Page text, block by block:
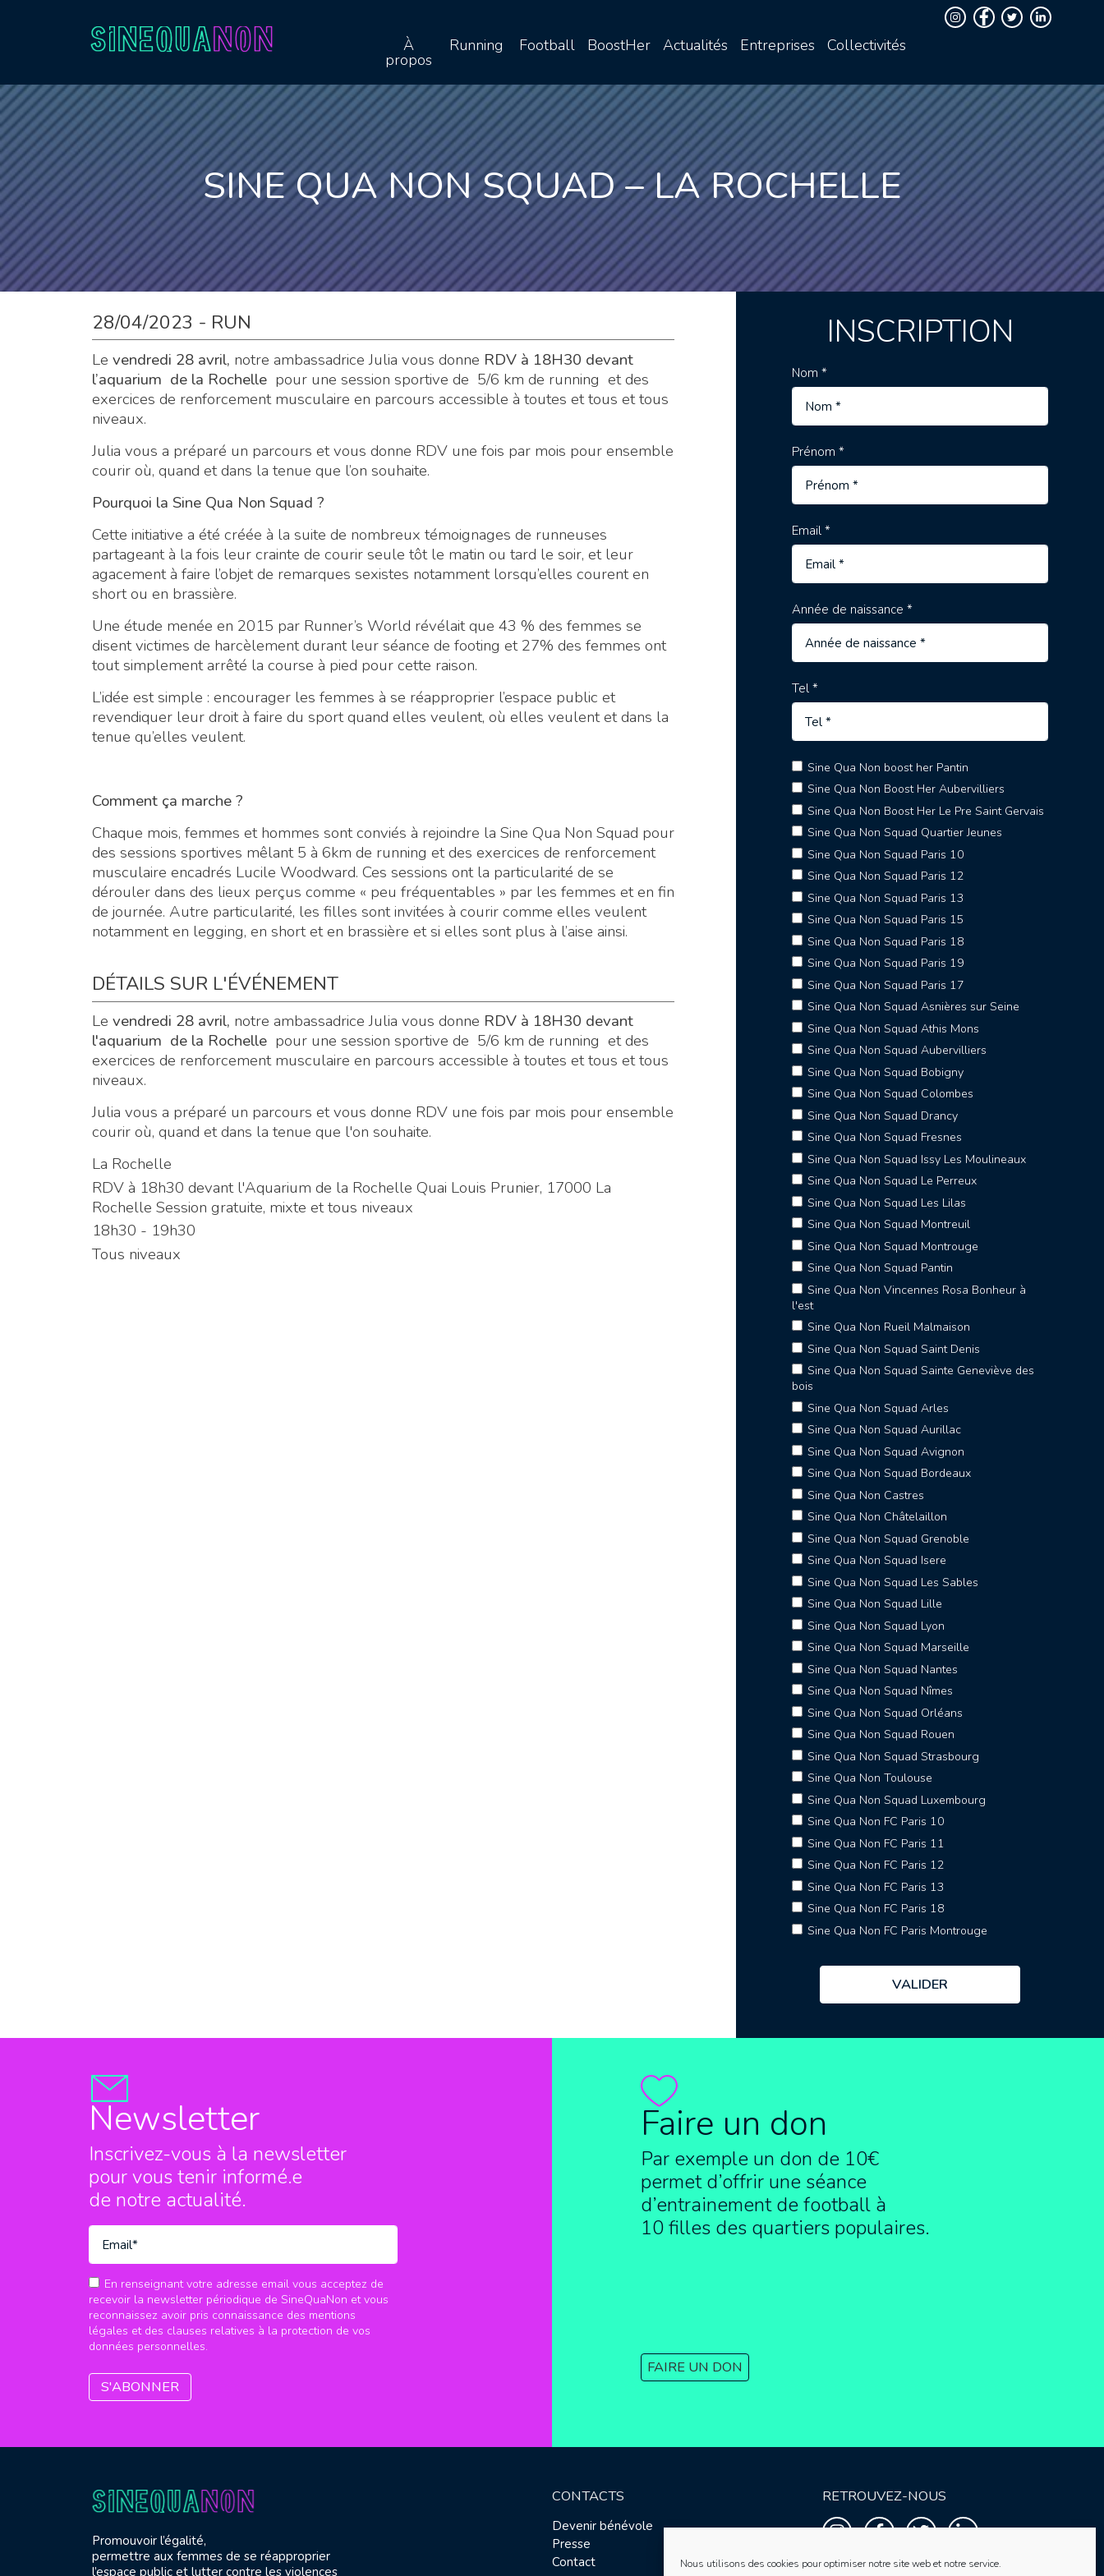
Nous utilisons des cookies pour optimiser notre site web et notre service.
À
propos
Running Football BoostHer Actualités Entreprises Collectivités
SINE QUA NON SQUAD – LA ROCHELLE
28/04/2023 - RUN
Le vendredi 28 avril, notre ambassadrice Julia vous donne RDV à 18H30 devant
l’aquarium de la Rochelle pour une session sportive de 5/6 km de running et des
exercices de renforcement musculaire en parcours accessible à toutes et tous et tous
niveaux.
Julia vous a préparé un parcours et vous donne RDV une fois par mois pour ensemble
courir où, quand et dans la tenue que l’on souhaite.
Pourquoi la Sine Qua Non Squad ?
Cette initiative a été créée à la suite de nombreux témoignages de runneuses
partageant à la fois leur crainte de courir seule tôt le matin ou tard le soir, et leur
agacement à faire l’objet de remarques sexistes notamment lorsqu’elles courent en
short ou en brassière.
Une étude menée en 2015 par Runner’s World révélait que 43 % des femmes se
disent victimes de harcèlement durant leur séance de footing et 27% des femmes ont
tout simplement arrêté la course à pied pour cette raison.
L’idée est simple : encourager les femmes à se réapproprier l’espace public et
revendiquer leur droit à faire du sport quand elles veulent, où elles veulent et dans la
tenue qu’elles veulent.
Comment ça marche ?
Chaque mois, femmes et hommes sont conviés à rejoindre la Sine Qua Non Squad pour
des sessions sportives mêlant 5 à 6km de running et des exercices de renforcement
musculaire encadrés Lucile Woodward. Ces sessions ont la particularité de se
dérouler dans des lieux perçus comme « peu fréquentables » par les femmes et en fin
de journée. Autre particularité, les filles sont invitées à courir comme elles veulent
notamment en legging, en short et en brassière et si elles sont plus à l’aise ainsi.
DÉTAILS SUR L'ÉVÉNEMENT
Le vendredi 28 avril, notre ambassadrice Julia vous donne RDV à 18H30 devant
l'aquarium de la Rochelle pour une session sportive de 5/6 km de running et des
exercices de renforcement musculaire en parcours accessible à toutes et tous et tous
niveaux.
Julia vous a préparé un parcours et vous donne RDV une fois par mois pour ensemble
courir où, quand et dans la tenue que l'on souhaite.
La Rochelle
RDV à 18h30 devant l'Aquarium de la Rochelle Quai Louis Prunier, 17000 La
Rochelle Session gratuite, mixte et tous niveaux
18h30 - 19h30
Tous niveaux
INSCRIPTION
Nom *
Prénom *
Email *
Année de naissance *
Tel *
Sine Qua Non boost her Pantin
Sine Qua Non Boost Her Aubervilliers
Sine Qua Non Boost Her Le Pre Saint Gervais
Sine Qua Non Squad Quartier Jeunes
Sine Qua Non Squad Paris 10
Sine Qua Non Squad Paris 12
Sine Qua Non Squad Paris 13
Sine Qua Non Squad Paris 15
Sine Qua Non Squad Paris 18
Sine Qua Non Squad Paris 19
Sine Qua Non Squad Paris 17
Sine Qua Non Squad Asnières sur Seine
Sine Qua Non Squad Athis Mons
Sine Qua Non Squad Aubervilliers
Sine Qua Non Squad Bobigny
Sine Qua Non Squad Colombes
Sine Qua Non Squad Drancy
Sine Qua Non Squad Fresnes
Sine Qua Non Squad Issy Les Moulineaux
Sine Qua Non Squad Le Perreux
Sine Qua Non Squad Les Lilas
Sine Qua Non Squad Montreuil
Sine Qua Non Squad Montrouge
Sine Qua Non Squad Pantin
Sine Qua Non Vincennes Rosa Bonheur à
l'est
Sine Qua Non Rueil Malmaison
Sine Qua Non Squad Saint Denis
Sine Qua Non Squad Sainte Geneviève des
bois
Sine Qua Non Squad Arles
Sine Qua Non Squad Aurillac
Sine Qua Non Squad Avignon
Sine Qua Non Squad Bordeaux
Sine Qua Non Castres
Sine Qua Non Châtelaillon
Sine Qua Non Squad Grenoble
Sine Qua Non Squad Isere
Sine Qua Non Squad Les Sables
Sine Qua Non Squad Lille
Sine Qua Non Squad Lyon
Sine Qua Non Squad Marseille
Sine Qua Non Squad Nantes
Sine Qua Non Squad Nîmes
Sine Qua Non Squad Orléans
Sine Qua Non Squad Rouen
Sine Qua Non Squad Strasbourg
Sine Qua Non Toulouse
Sine Qua Non Squad Luxembourg
Sine Qua Non FC Paris 10
Sine Qua Non FC Paris 11
Sine Qua Non FC Paris 12
Sine Qua Non FC Paris 13
Sine Qua Non FC Paris 18
Sine Qua Non FC Paris Montrouge
Newsletter
Inscrivez-vous à la newsletter
pour vous tenir informé.e
de notre actualité.
En renseignant votre adresse email vous acceptez de
recevoir la newsletter périodique de SineQuaNon et vous
reconnaissez avoir pris connaissance des mentions
légales et des clauses relatives à la protection de vos
données personnelles.
Faire un don
Par exemple un don de 10€
permet d’offrir une séance
d’entrainement de football à
10 filles des quartiers populaires.
FAIRE UN DON
Promouvoir l’égalité,
permettre aux femmes de se réapproprier
l’espace public et lutter contre les violences
CONTACTS
Devenir bénévole
Presse
Contact
RETROUVEZ-NOUS